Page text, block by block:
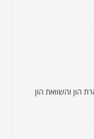
הון והשוואת הון